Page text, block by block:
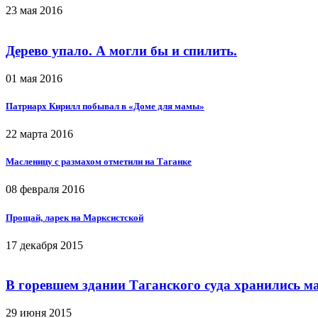
23 мая 2016
Дерево упало. А могли бы и спилить.
01 мая 2016
Патриарх Кирилл побывал в «Доме для мамы»
22 марта 2016
Масленицу с размахом отметили на Таганке
08 февраля 2016
Прощай, ларек на Марксистской
17 декабря 2015
В горевшем здании Таганского суда хранились
29 июня 2015